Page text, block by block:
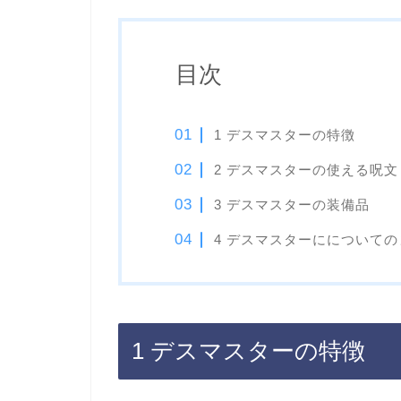
目次
1 デスマスターの特徴
2 デスマスターの使える呪文
3 デスマスターの装備品
4 デスマスターにについての
1 デスマスターの特徴